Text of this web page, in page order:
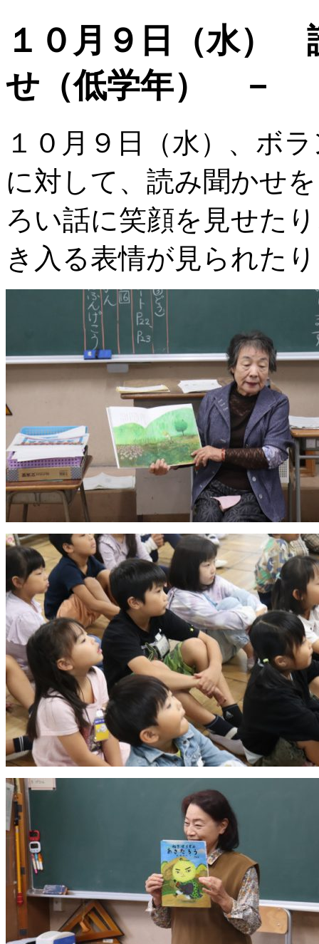
１０月９日（水
せ（低学年） －
１０月９日（水）、ボ
に対して、読み聞かせ
ろい話に笑顔を見せた
き入る表情が見られた